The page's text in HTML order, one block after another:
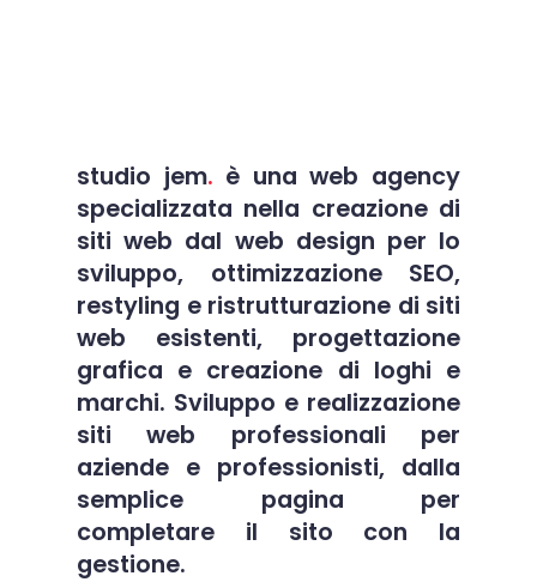
studio jem. è una web agency
specializzata nella creazione di
siti web dal web design per lo
sviluppo, ottimizzazione SEO,
restyling e ristrutturazione di siti
web esistenti, progettazione
grafica e creazione di loghi e
marchi. Sviluppo e realizzazione
siti web professionali per
aziende e professionisti, dalla
semplice pagina per
completare il sito con la
gestione.